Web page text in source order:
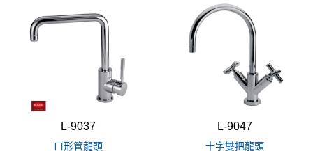
L-9037
ㄇ形管龍頭
L-9047
十字雙把龍頭